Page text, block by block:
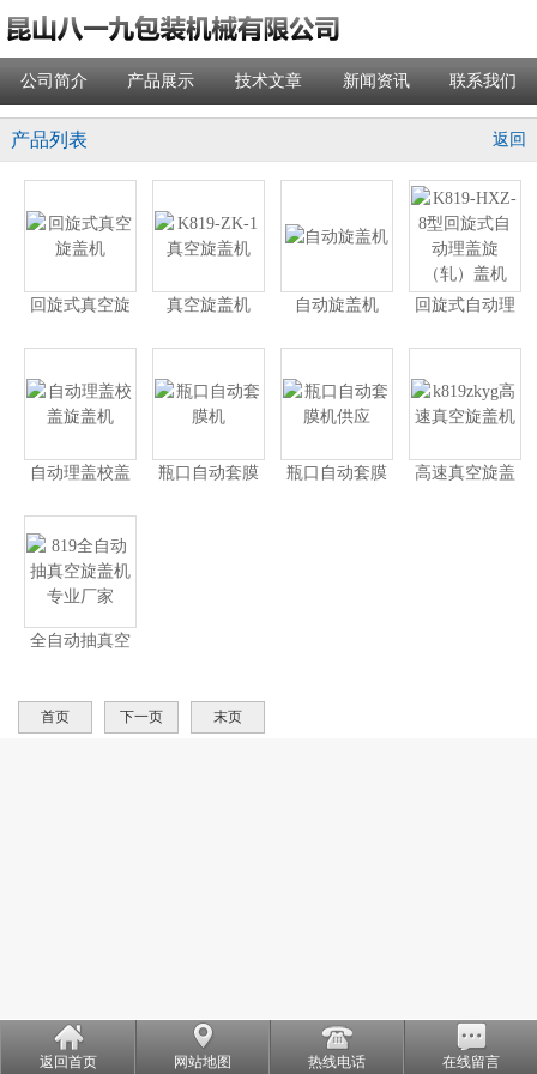
公司简介 产品展示 技术文章 新闻资讯 联系我们
产品列表 返回
回旋式真空旋
真空旋盖机 自动旋盖机
回旋式自动理
自动理盖校盖
瓶口自动套膜
瓶口自动套膜
高速真空旋盖
全自动抽真空
首页 下一页 末页
返回首页 网站地图 热线电话 在线留言